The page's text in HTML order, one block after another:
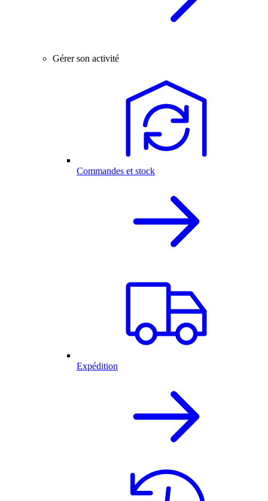
Gérer son activité
Commandes et stock
Expédition